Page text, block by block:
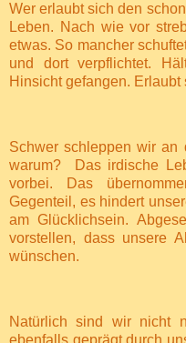
Wer erlaubt sich den
Leben. Nach wie vor
etwas. So mancher
und dort verpflichtet.
Hinsicht gefangen. Erlaubt
Schwer schleppen wir an
warum?
Das irdische
vorbei. Das
Gegenteil, es hindert
am Glücklichsein.
vorstellen, dass unsere
wünschen.
Natürlich sind wir nicht
ebenfalls geprägt durch